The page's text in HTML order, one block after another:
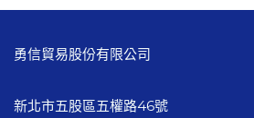
勇信貿易股份有限公司
新北市五股區五權路46號